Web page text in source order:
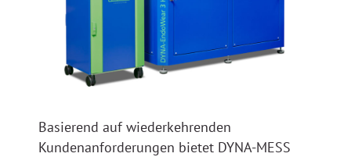
Basierend auf wiederkehrenden
Kundenanforderungen bietet DYNA-MESS